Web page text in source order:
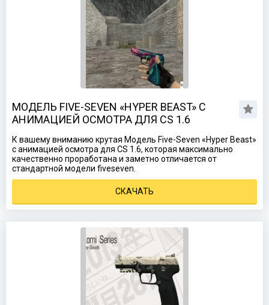
МОДЕЛЬ FIVE-SEVEN «HYPER BEAST» С
АНИМАЦИЕЙ ОСМОТРА ДЛЯ CS 1.6
К вашему вниманию крутая Модель Five-Seven «Hyper Beast»
с анимацией осмотра для CS 1.6, которая максимально
качественно проработана и заметно отличается от
стандартной модели fiveseven.
СКАЧАТЬ